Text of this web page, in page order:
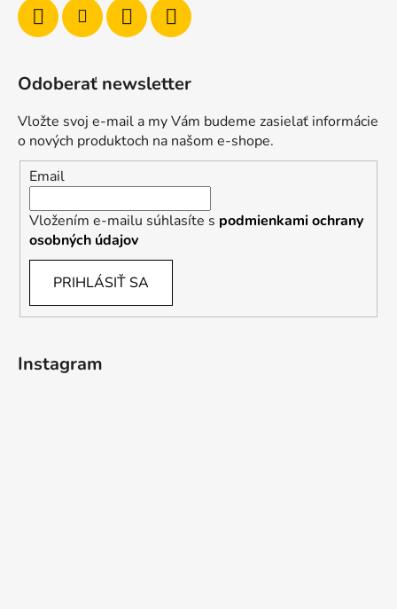
Odoberať newsletter
Vložte svoj e-mail a my Vám budeme zasielať informácie
o nových produktoch na našom e-shope.
Email
Vložením e-mailu súhlasíte s podmienkami ochrany
osobných údajov
PRIHLÁSIŤ SA
Instagram